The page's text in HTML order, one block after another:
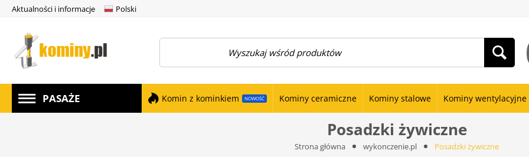
Aktualności i informacje Polski
PASAŻE Komin z kominkiem NOWOŚĆ Kominy ceramiczne Kominy stalowe Kominy wentylacyjne
Posadzki żywiczne
Strona główna wykonczenie.pl Posadzki żywiczne
menu